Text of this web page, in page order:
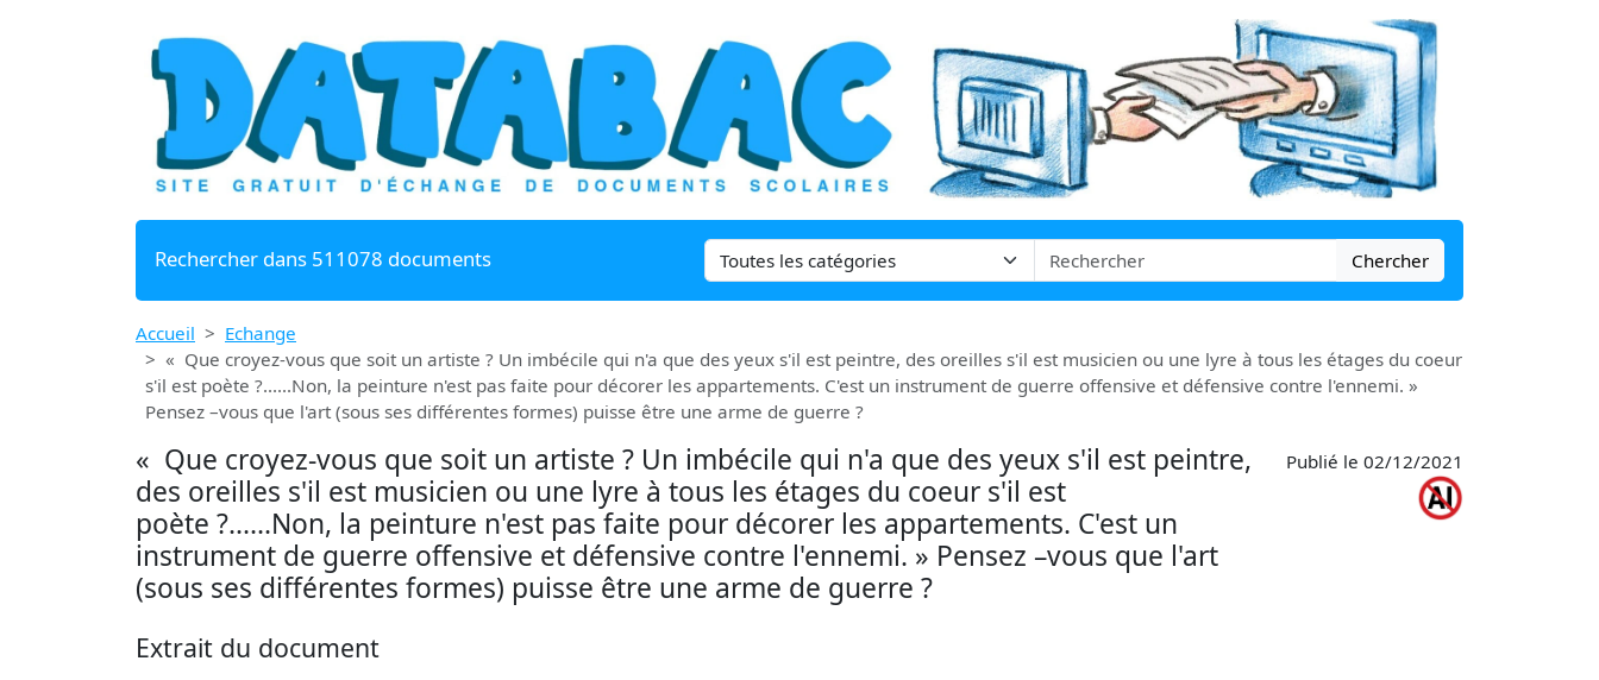
Rechercher dans 511078 documents Chercher
Accueil
Echange
« Que croyez-vous que soit un artiste ? Un imbécile qui n'a que des yeux s'il est peintre, des oreilles s'il est musicien ou une lyre à tous les étages du coeur
s'il est poète ?......Non, la peinture n'est pas faite pour décorer les appartements. C'est un instrument de guerre offensive et défensive contre l'ennemi. »
Pensez –vous que l'art (sous ses différentes formes) puisse être une arme de guerre ?
« Que croyez-vous que soit un artiste ? Un imbécile qui n'a que des yeux s'il est peintre,
des oreilles s'il est musicien ou une lyre à tous les étages du coeur s'il est
poète ?......Non, la peinture n'est pas faite pour décorer les appartements. C'est un
instrument de guerre offensive et défensive contre l'ennemi. » Pensez –vous que l'art
(sous ses différentes formes) puisse être une arme de guerre ?
Publié le 02/12/2021
Extrait du document